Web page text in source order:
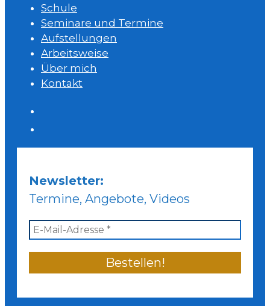
Schule
Seminare und Termine
Aufstellungen
Arbeitsweise
Über mich
Kontakt
Newsletter:
Termine, Angebote, Videos